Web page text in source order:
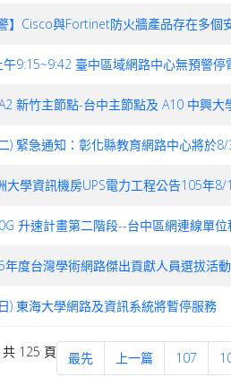
警】Cisco與Fortinet防火牆產品存在多
午9:15~9:42 臺中區域網路中心無預警停
新竹主節點-台中主節點及 A10 中興
) 緊急通知：彰化縣教育網路中心將於
大學資訊機房UPS電力工程公告105年
升速計畫第二階段--台中區網連線單位
年度台灣學術網路傑出貢獻人員選拔活
) 東海大學網路及資訊系統將暫停服務
125 頁 最先 上一篇 107